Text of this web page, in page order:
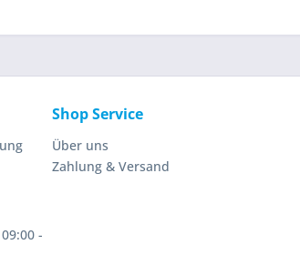
-
Shop Service
Über uns
Zahlung & Versand